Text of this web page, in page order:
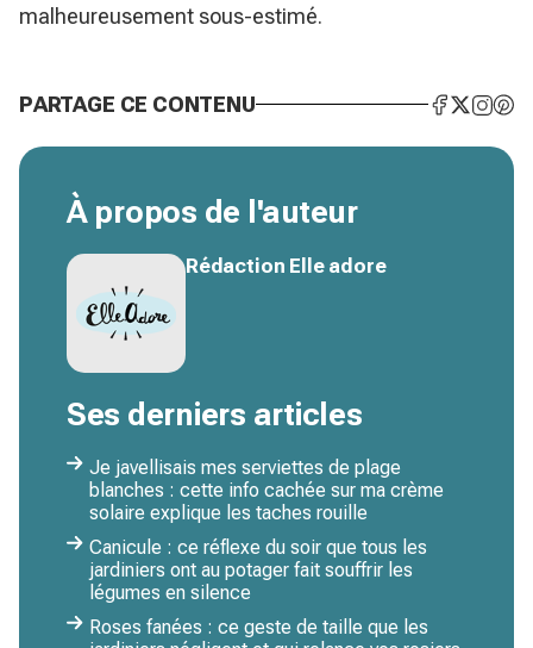
malheureusement sous-estimé.
PARTAGE CE CONTENU
À propos de l'auteur
Rédaction Elle adore
Ses derniers articles
Je javellisais mes serviettes de plage
blanches : cette info cachée sur ma crème
solaire explique les taches rouille
Canicule : ce réflexe du soir que tous les
jardiniers ont au potager fait souffrir les
légumes en silence
Roses fanées : ce geste de taille que les